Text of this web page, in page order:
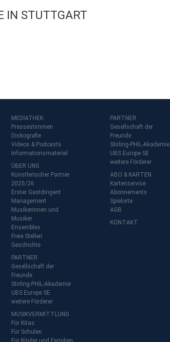
IN STUTTGART
MEDIATHEK
Pressestimmen
Diskografie
Videos & Podcasts
Informationsmaterial
ÜBER UNS
Künstlerischer Partner
2025/26
Erster Gastdirigent
Management
Musikerinnen und
Musiker
Ensembles
Freie Stellen
Geschichte
PARTNER
Gesellschaft der
Freunde
Stirling-PHIL-Akademie
UBS Europe SE
weitere Förderer
MUSIKVERMITTLUNG
Für Kitas
Für Schulen
Für Kinder und Familien
PARTNER
Gesellschaft der
Freunde
Stirling-PHIL-Akademie
UBS Europe SE
weitere Förderer
ABO & KARTEN
Kartenservice
Abonnements
Spielorte
AGB
KONTAKT